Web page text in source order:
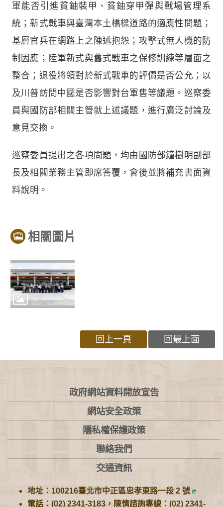
軍能否引進貧鈾裝甲、貧鈾穿甲彈與戰場管理系
統；新式戰車與臺灣本土橋樑道路的適應性問題；
基層官兵在網路上之陳述抱怨；攻擊式無人機的防
制因應；陸軍新式與舊式戰車之保修訓練等層面之
整合；退役將領對於新式戰車的評價是否公允；以
及川普訪問中國是否影響對台軍售等議題。巡察委
員與國防部相關主管就上述議題，進行廣泛討論及
意見交換。
巡察委員提出之各項問題，均由國防部鐘樹明副部
長及相關業務主管即席答覆，會後並將補充書面資
料說明。
相關圖片
回上一頁 回最上面
:::
政府網站資料開放宣告
網站安全政策
隱私權保護政策
聯絡我們
交通資訊
地址：100216臺北市中正區忠孝東路一段 2 號
電話：(02) 2341-3183，陳情諮詢專線：(02) 2341-